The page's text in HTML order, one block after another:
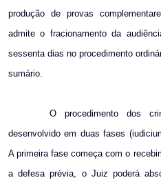
produção de provas
admite o fracionamento da
sessenta dias no procedimento
sumário.
O procedimento dos
desenvolvido em duas fases
A primeira fase começa com o
a defesa prévia, o Juiz poderá